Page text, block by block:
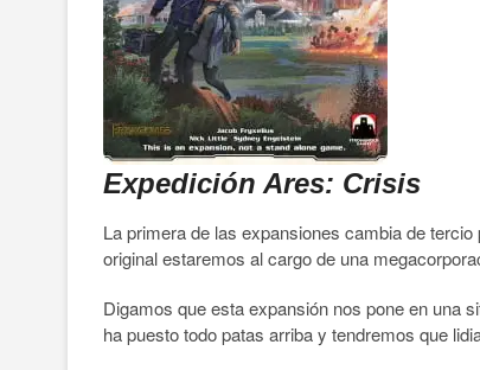
Expedición Ares: Crisis
La primera de las expansiones cambia de
original estaremos al cargo de una
Digamos que esta expansión nos pone en una
ha puesto todo patas arriba y tendremos que